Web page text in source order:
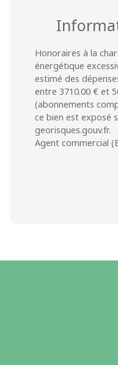
Honoraires à la
énergétique
estimé des
entre 3710.00 € et
(abonnements
ce bien est exposé
georisques.gouv.fr.
Agent commercial